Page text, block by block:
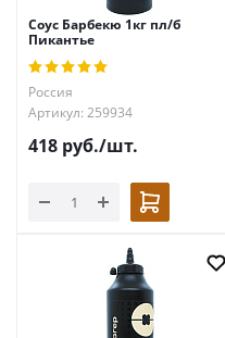
Соус Барбекю 1кг пл/б
Пикантье
Россия
Артикул: 259934
418 руб./шт.